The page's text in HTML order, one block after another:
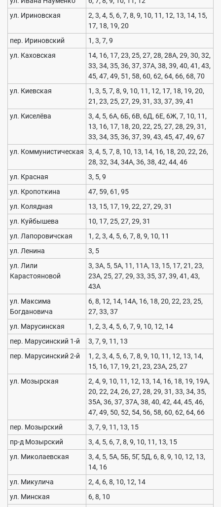
ул. Ириновская
2, 3, 4, 5, 6, 7, 8, 9, 10, 11, 12, 13, 14, 15,
17, 18, 19, 20
пер. Ириновский
1, 3, 7, 9
ул. Каховская
14, 16, 17, 23, 25, 27, 28, 28А, 29, 30, 32,
33, 34, 35, 36, 37, 37А, 38, 39, 40, 41, 43,
45, 47, 49, 51, 58, 60, 62, 64, 66, 68, 70
ул. Киевская
1, 3, 5, 7, 8, 9, 10, 11, 12, 17, 18, 19, 20,
21, 23, 25, 27, 29, 31, 33, 37, 39, 41
ул. Киселёва
3, 4, 5, 6А, 6Б, 6В, 6Д, 6Е, 6Ж, 7, 10, 11,
13, 16, 17, 18, 20, 22, 25, 27, 28, 29, 31,
33, 34, 35, 36, 37, 39, 43, 45, 47, 49, 67
ул. Коммунистическая
3, 4, 5, 7, 8, 10, 13, 14, 16, 18, 20, 22, 26,
28, 32, 34, 34А, 36, 38, 42, 44, 46
ул. Красная
3, 5, 9
ул. Кропоткина
47, 59, 61, 95
ул. Колядная
13, 15, 17, 19, 22, 27, 29, 31
ул. Куйбышева
10, 17, 25, 27, 29, 31
ул. Лапоровичская
1, 2, 3, 4, 5, 6, 7, 8, 9, 10, 11
ул. Ленина
3, 5
ул. Лили
Карастояновой
3, 3А, 5, 5А, 11, 11А, 13, 15, 17, 21, 23,
23А, 25, 27, 29, 33, 35, 37, 39, 41, 43,
43А
ул. Максима
Богдановича
6, 8, 12, 14, 14А, 16, 18, 20, 22, 23, 25,
27, 33, 37
ул. Марусинская
1, 2, 3, 4, 5, 6, 7, 9, 10, 12, 14
пер. Марусинский 1-й
3, 7, 9, 11, 13
пер. Марусинский 2-й
1, 2, 3, 4, 5, 6, 7, 8, 9, 10, 11, 12, 13, 14,
15, 16, 17, 19, 21, 23, 23А, 25, 27
ул. Мозырская
2, 4, 9, 10, 11, 12, 13, 14, 16, 18, 19, 19А,
20, 22, 24, 26, 27, 28, 29, 31, 33, 34, 35,
35А, 36, 37, 37А, 38, 40, 42, 44, 45, 46,
47, 49, 50, 52, 54, 56, 58, 60, 62, 64, 66
пер. Мозырский
3, 7, 9, 11, 13, 15
пр-д Мозырский
3, 4, 5, 6, 7, 8, 9, 10, 11, 13, 15
ул. Миколаевская
3, 4, 5, 5А, 5Б, 5Г, 5Д, 6, 8, 9, 10, 12, 13,
14, 16
ул. Микулича
2, 4, 6, 8, 10, 12, 14
ул. Минская
6, 8, 10